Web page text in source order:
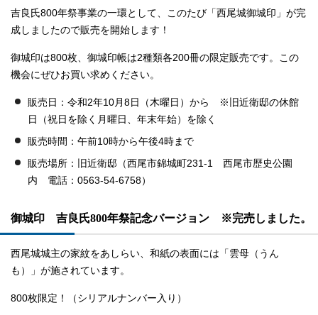
吉良氏800年祭事業の一環として、このたび「西尾城御城印」が完
成しましたので販売を開始します！
御城印は800枚、御城印帳は2種類各200冊の限定販売です。この
機会にぜひお買い求めください。
販売日：令和2年10月8日（木曜日）から ※旧近衛邸の休館
日（祝日を除く月曜日、年末年始）を除く
販売時間：午前10時から午後4時まで
販売場所：旧近衛邸（西尾市錦城町231-1 西尾市歴史公園
内 電話：0563-54-6758）
御城印 吉良氏800年祭記念バージョン ※完売しました。
西尾城城主の家紋をあしらい、和紙の表面には「雲母（うん
も）」が施されています。
800枚限定！（シリアルナンバー入り）